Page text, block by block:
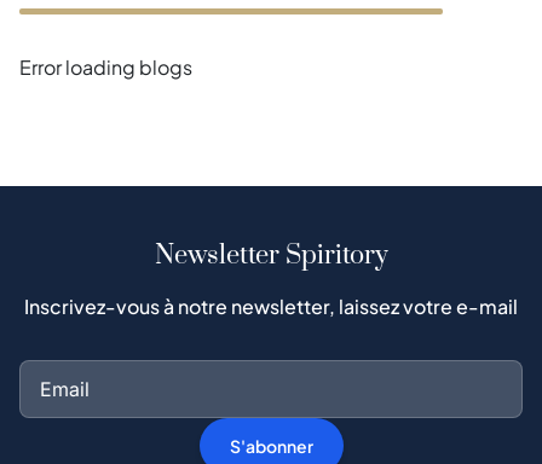
Error loading blogs
Newsletter Spiritory
Inscrivez-vous à notre newsletter, laissez votre e-mail
S'abonner